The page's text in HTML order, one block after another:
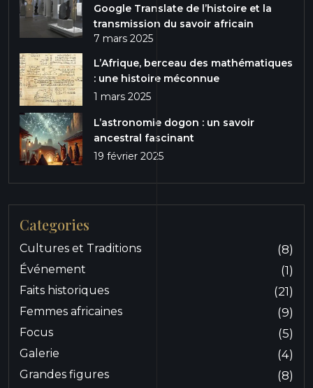
Google Translate de l’histoire et la
transmission du savoir africain
7 mars 2025
L’Afrique, berceau des mathématiques
: une histoire méconnue
1 mars 2025
L’astronomie dogon : un savoir
ancestral fascinant
19 février 2025
Categories
Cultures et Traditions (8)
Événement (1)
Faits historiques (21)
Femmes africaines (9)
Focus (5)
Galerie (4)
Grandes figures (8)